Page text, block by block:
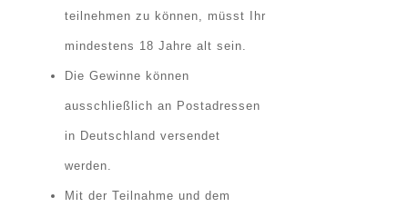
teilnehmen zu können, müsst Ihr
mindestens 18 Jahre alt sein.
Die Gewinne können
ausschließlich an Postadressen
in Deutschland versendet
werden.
Mit der Teilnahme und dem